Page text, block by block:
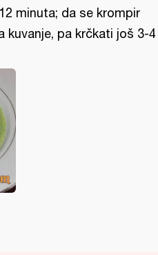
minuta; da se krompir
kuvanje, pa krčkati još 3-4